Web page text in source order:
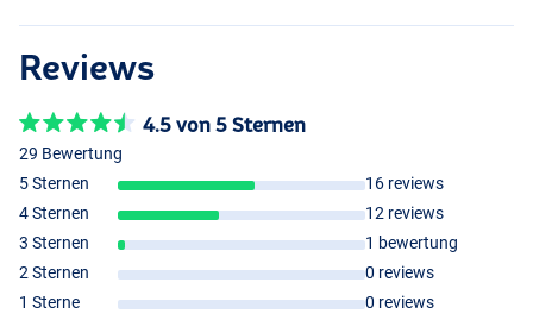
Reviews
4.5 von 5 Sternen
29 Bewertung
5 Sternen
16 reviews
4 Sternen
12 reviews
3 Sternen
1 bewertung
2 Sternen
0 reviews
1 Sterne
0 reviews